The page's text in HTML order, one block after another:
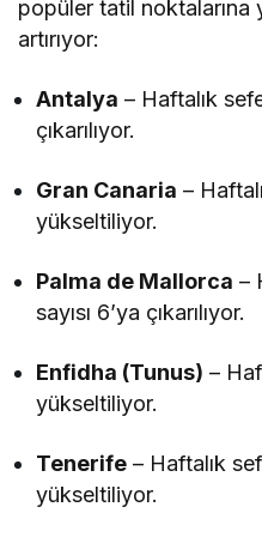
popüler tatil noktalarına
artırıyor:
Antalya – Haftalık
çıkarılıyor.
Gran Canaria –
yükseltiliyor.
Palma de Mallorca –
sayısı 6’ya çıkarılıyor.
Enfidha (Tunus) –
yükseltiliyor.
Tenerife – Haftalık
yükseltiliyor.